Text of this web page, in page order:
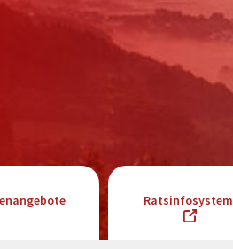
Ratsinfosystem